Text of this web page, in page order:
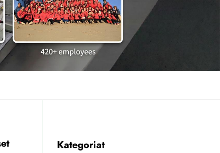
Kategoriat